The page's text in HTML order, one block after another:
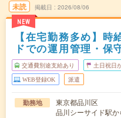
未読
NEW
掲載日 2026/08/06
【在宅勤務多め】時
ドでの運用管理・保
交通費別途支給あり 土日祝日
WEB登録OK 派遣
勤務地
東京都品川区
品川シーサイド駅